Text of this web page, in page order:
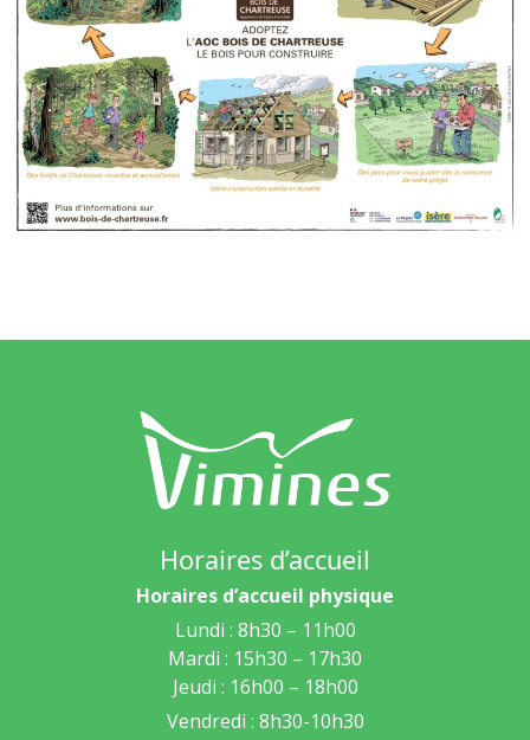
Horaires d’accueil
Horaires d’accueil physique
Lundi : 8h30 – 11h00
Mardi : 15h30 – 17h30
Jeudi : 16h00 – 18h00
Vendredi : 8h30-10h30